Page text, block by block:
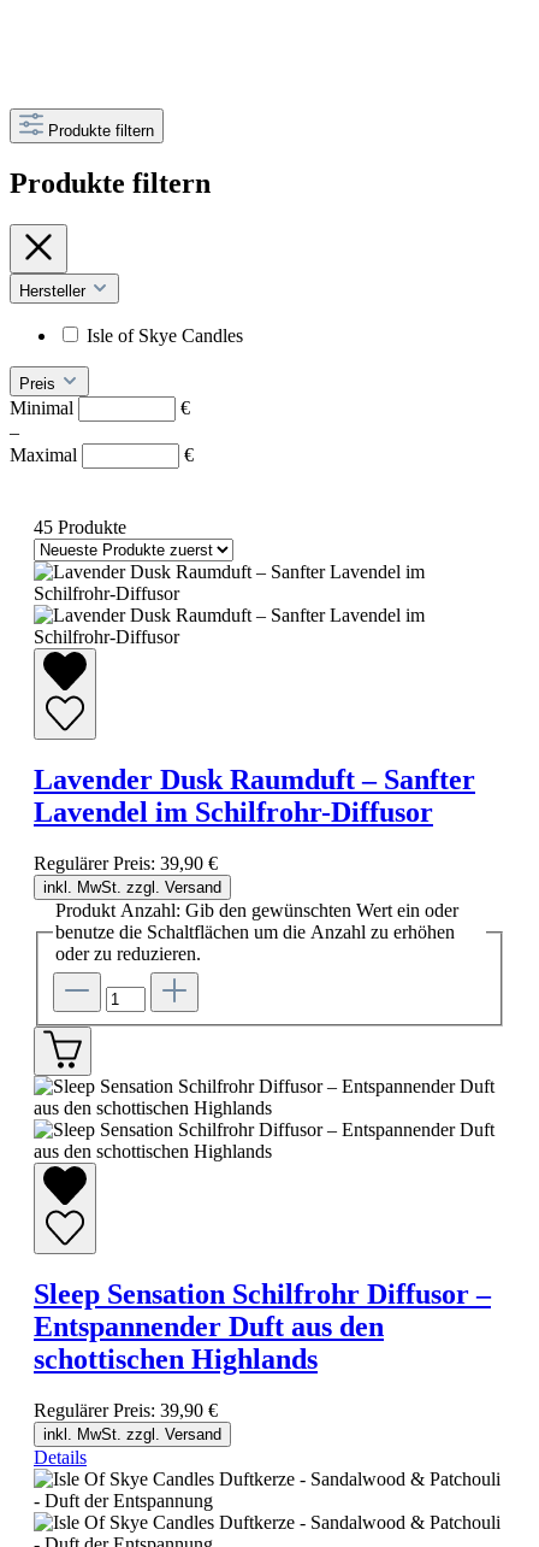
Produkte filtern
Produkte filtern
Hersteller
Isle of Skye Candles
Preis
Minimal
€
–
Maximal
€
45 Produkte
Lavender Dusk Raumduft – Sanfter
Lavendel im Schilfrohr-Diffusor
Regulärer Preis: 39,90 €
inkl. MwSt. zzgl. Versand
Produkt Anzahl: Gib den gewünschten Wert ein oder
benutze die Schaltflächen um die Anzahl zu erhöhen
oder zu reduzieren.
Sleep Sensation Schilfrohr Diffusor –
Entspannender Duft aus den
schottischen Highlands
Regulärer Preis: 39,90 €
inkl. MwSt. zzgl. Versand
Details